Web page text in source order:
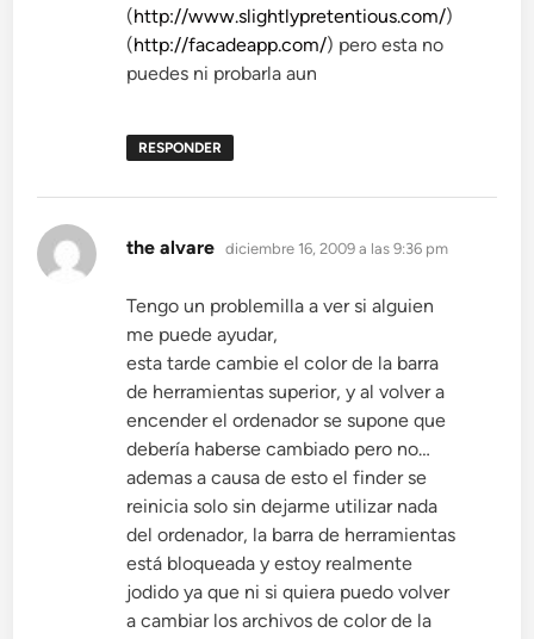
(http://www.slightlypretentious.com/)
(http://facadeapp.com/) pero esta no
puedes ni probarla aun
RESPONDER
the alvare dice:
diciembre 16, 2009 a las 9:36 pm
Tengo un problemilla a ver si alguien
me puede ayudar,
esta tarde cambie el color de la barra
de herramientas superior, y al volver a
encender el ordenador se supone que
debería haberse cambiado pero no…
ademas a causa de esto el finder se
reinicia solo sin dejarme utilizar nada
del ordenador, la barra de herramientas
está bloqueada y estoy realmente
jodido ya que ni si quiera puedo volver
a cambiar los archivos de color de la